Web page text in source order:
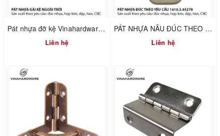
Pát nhựa đỡ kệ Vinahardware mã 1610.4.01240
Liên hệ
PÁT NHỰA NÂU ĐÚC THEO YÊU CẦU – VINAHARDWARE – 1610.3.45278
Liên hệ